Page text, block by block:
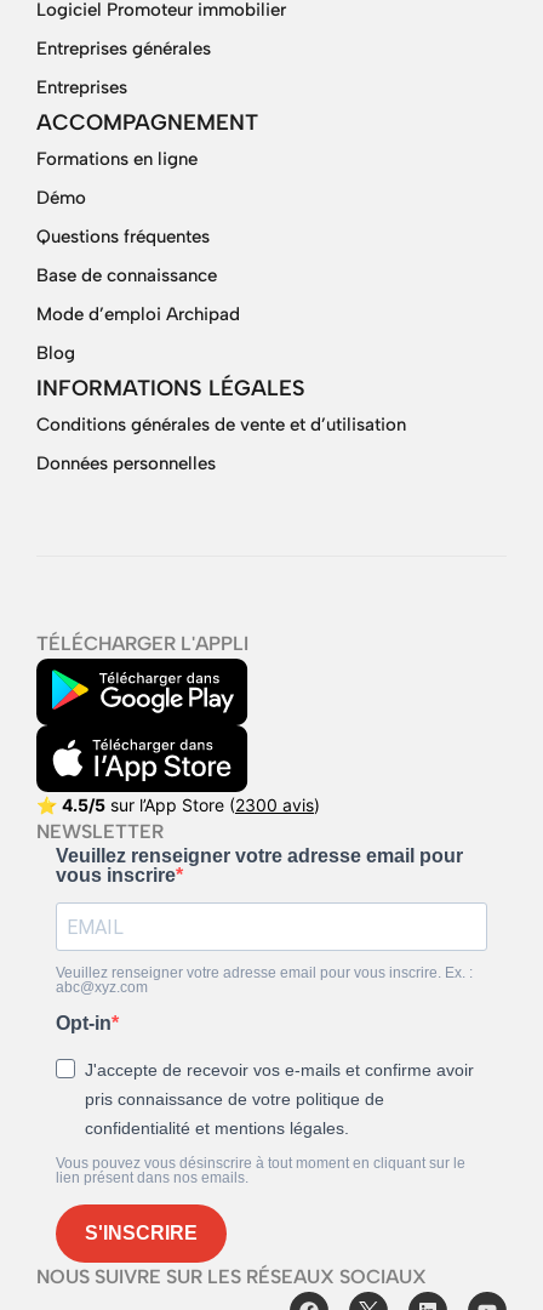
Logiciel Promoteur immobilier
Entreprises générales
Entreprises
ACCOMPAGNEMENT
Formations en ligne
Démo
Questions fréquentes
Base de connaissance
Mode d’emploi Archipad
Blog
INFORMATIONS LÉGALES
Conditions générales de vente et d’utilisation
Données personnelles
TÉLÉCHARGER L'APPLI
⭐ 4.5/5 sur l’App Store (2300 avis)
NEWSLETTER
Veuillez renseigner votre adresse email pour
vous inscrire
Veuillez renseigner votre adresse email pour vous inscrire. Ex. :
abc@xyz.com
Opt-in
J'accepte de recevoir vos e-mails et confirme avoir
pris connaissance de votre politique de
confidentialité et mentions légales.
Vous pouvez vous désinscrire à tout moment en cliquant sur le
lien présent dans nos emails.
S'INSCRIRE
NOUS SUIVRE SUR LES RÉSEAUX SOCIAUX